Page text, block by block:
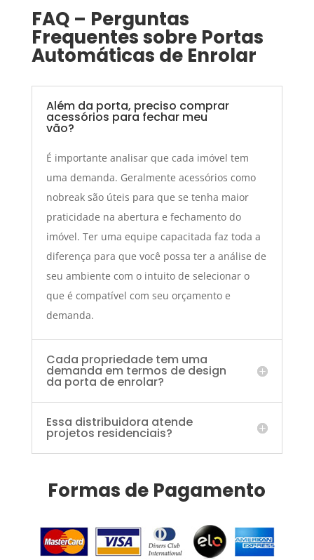
FAQ – Perguntas
Frequentes sobre Portas
Automáticas de Enrolar
Além da porta, preciso comprar
acessórios para fechar meu
vão?
É importante analisar que cada imóvel tem
uma demanda. Geralmente acessórios como
nobreak são úteis para que se tenha maior
praticidade na abertura e fechamento do
imóvel. Ter uma equipe capacitada faz toda a
diferença para que você possa ter a análise de
seu ambiente com o intuito de selecionar o
que é compatível com seu orçamento e
demanda.
Cada propriedade tem uma
demanda em termos de design
da porta de enrolar?
Essa distribuidora atende
projetos residenciais?
Formas de Pagamento